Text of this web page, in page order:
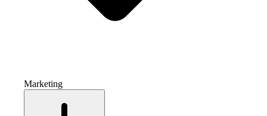
Marketing